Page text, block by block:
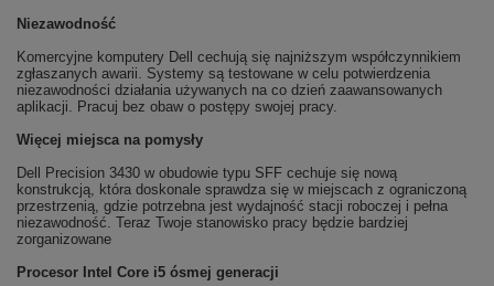
Niezawodność
Komercyjne komputery Dell cechują się najniższym współczynnikiem
zgłaszanych awarii. Systemy są testowane w celu potwierdzenia
niezawodności działania używanych na co dzień zaawansowanych
aplikacji. Pracuj bez obaw o postępy swojej pracy.
Więcej miejsca na pomysły
Dell Precision 3430 w obudowie typu SFF cechuje się nową
konstrukcją, która doskonale sprawdza się w miejscach z ograniczoną
przestrzenią, gdzie potrzebna jest wydajność stacji roboczej i pełna
niezawodność. Teraz Twoje stanowisko pracy będzie bardziej
zorganizowane
Procesor Intel Core i5 ósmej generacji